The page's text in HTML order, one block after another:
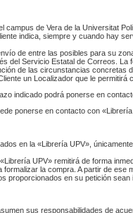
campus de Vera de la Universitat
indica, siempre y cuando hay
de entre las posibles para su
del Servicio Estatal de Correos.
de las circunstancias concretas
un Localizador que le
indicado podrá ponerse en
ponerse en contacto con
en la «Librería UPV»,
UPV» remitirá de forma
la compra. A partir de
proporcionados en su petición sean
sus responsabilidades de